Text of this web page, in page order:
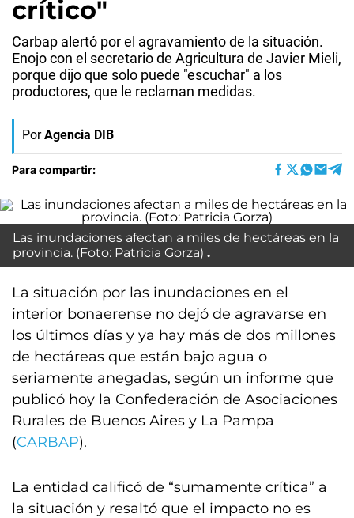
crítico"
Carbap alertó por el agravamiento de la situación.
Enojo con el secretario de Agricultura de Javier Mieli,
porque dijo que solo puede "escuchar" a los
productores, que le reclaman medidas.
Por Agencia DIB
Para compartir:
Las inundaciones afectan a miles de hectáreas en la
provincia. (Foto: Patricia Gorza)
La situación por las inundaciones en el
interior bonaerense no dejó de agravarse en
los últimos días y ya hay más de dos millones
de hectáreas que están bajo agua o
seriamente anegadas, según un informe que
publicó hoy la Confederación de Asociaciones
Rurales de Buenos Aires y La Pampa
(CARBAP).
La entidad calificó de “sumamente crítica” a
la situación y resaltó que el impacto no es